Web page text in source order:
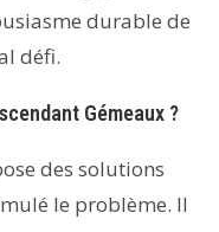
durable de
défi.
Gémeaux ?
des solutions
le problème. Il